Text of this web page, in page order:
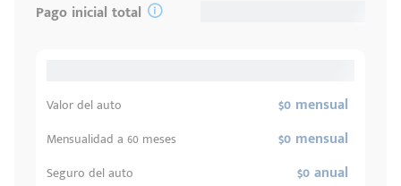
Pago inicial total
Valor del auto $0 mensual
Mensualidad a 60 meses $0 mensual
Seguro del auto $0 anual